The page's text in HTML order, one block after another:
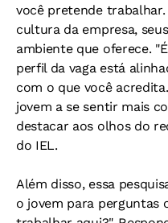
você pretende
cultura da empresa,
ambiente que oferece.
perfil da vaga está
com o que você
jovem a se sentir mais
destacar aos olhos do
do IEL.
Além disso, essa
o jovem para perguntas